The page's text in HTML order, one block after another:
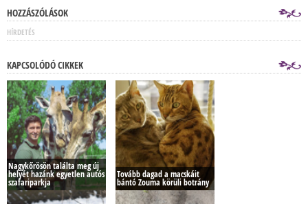
HOZZÁSZÓLÁSOK
HÍRDETÉS
KAPCSOLÓDÓ CIKKEK
Nagykőrösön találta meg új
helyét hazánk egyetlen autós
szafariparkja
Tovább dagad a macskáit
bántó Zouma körüli botrány